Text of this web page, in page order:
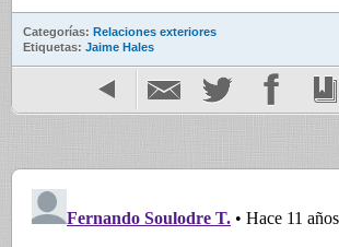
Categorías: Relaciones exteriores
Etiquetas: Jaime Hales